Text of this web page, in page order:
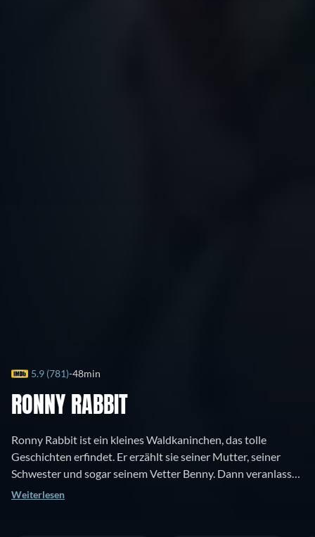
5.9 (781) 48min
RONNY RABBIT
Ronny Rabbit ist ein kleines Waldkaninchen, das tolle
Geschichten erfindet. Er erzählt sie seiner Mutter, seiner
Schwester und sogar seinem Vetter Benny. Dann veranlasst
er ein Rennen mit Herrn McBregors hungriger Katze Ronny,
Weiterlesen